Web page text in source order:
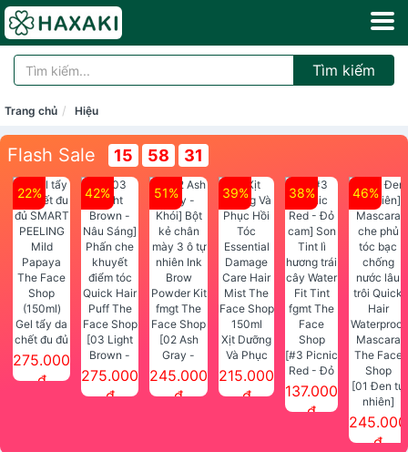
Tìm kiếm
Trang chủ Hiệu
Flash Sale 15 58 31
22%
Gel tẩy da
chết đu đủ
SMART
PEELING
275.000
đ
42%
[03 Light
Brown -
Nâu Sáng]
Phấn che
275.000
đ
51%
[02 Ash
Gray -
Khói] Bột
kẻ chân
245.000
đ
39%
Xịt Dưỡng
Và Phục
Hồi Tóc
Essential
215.000
đ
38%
[#3 Picnic
Red - Đỏ
cam] Son
137.000
đ
46%
[01 Đen tự
nhiên]
Mascara
che phủ
245.000
đ